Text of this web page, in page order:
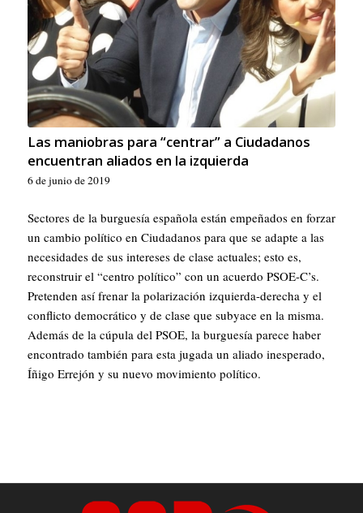
Las maniobras para “centrar” a Ciudadanos
encuentran aliados en la izquierda
6 de junio de 2019
Sectores de la burguesía española están empeñados en forzar
un cambio político en Ciudadanos para que se adapte a las
necesidades de sus intereses de clase actuales; esto es,
reconstruir el “centro político” con un acuerdo PSOE-C’s.
Pretenden así frenar la polarización izquierda-derecha y el
conflicto democrático y de clase que subyace en la misma.
Además de la cúpula del PSOE, la burguesía parece haber
encontrado también para esta jugada un aliado inesperado,
Íñigo Errejón y su nuevo movimiento político.